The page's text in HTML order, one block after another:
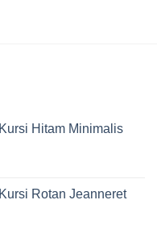
Hitam Minimalis
Rotan Jeanneret